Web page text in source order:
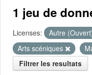
1 jeu de
Licenses: Autre
Arts scéniques
Filtrer les resultats